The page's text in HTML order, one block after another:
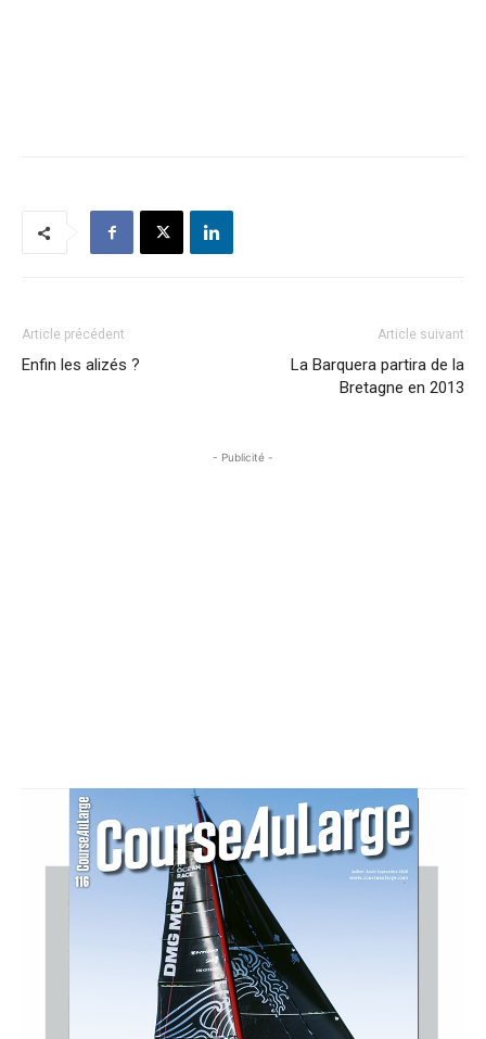
Article précédent
Enfin les alizés ?
Article suivant
La Barquera partira de la
Bretagne en 2013
- Publicité -